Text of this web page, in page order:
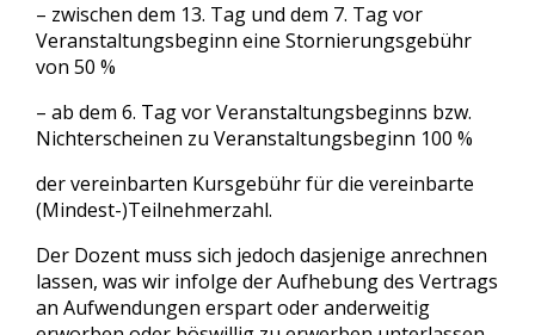
– zwischen dem 13. Tag und dem 7. Tag vor
Veranstaltungsbeginn eine Stornierungsgebühr
von 50 %
– ab dem 6. Tag vor Veranstaltungsbeginns bzw.
Nichterscheinen zu Veranstaltungsbeginn 100 %
der vereinbarten Kursgebühr für die vereinbarte
(Mindest-)Teilnehmerzahl.
Der Dozent muss sich jedoch dasjenige anrechnen
lassen, was wir infolge der Aufhebung des Vertrags
an Aufwendungen erspart oder anderweitig